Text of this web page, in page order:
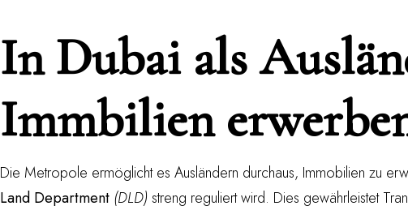
In Dubai als
Immbilien
Die Metropole ermöglicht es Ausländern durchaus, Immobilien zu
Land Department (DLD) streng reguliert wird. Dies gewährleistet